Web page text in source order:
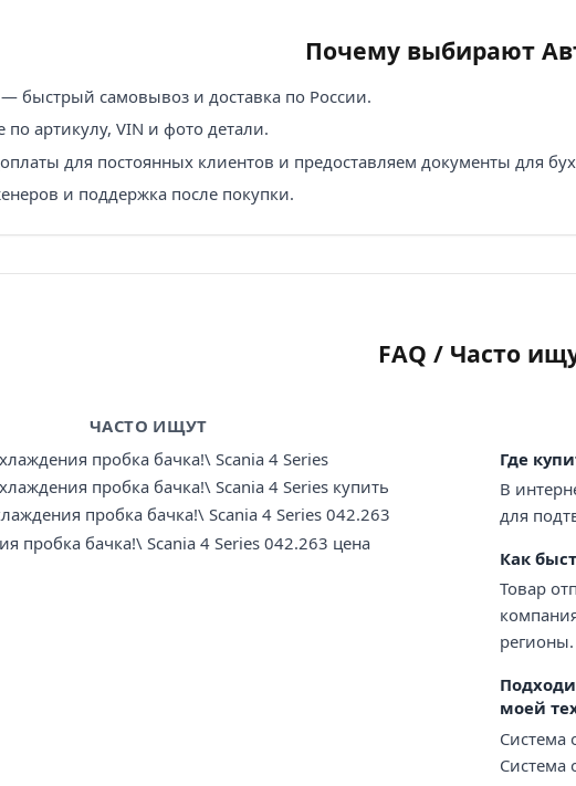
Почему выбирают
быстрый самовывоз и доставка по России.
артикулу, VIN и фото детали.
для постоянных клиентов и предоставляем документы для
и поддержка после покупки.
FAQ / Часто
ЧАСТО ИЩУТ
пробка бачка!\ Scania 4 Series
пробка бачка!\ Scania 4 Series купить
пробка бачка!\ Scania 4 Series 042.263
пробка бачка!\ Scania 4 Series 042.263 цена
Где
В
для
Как
Товар
регионы.
моей
Система
Система